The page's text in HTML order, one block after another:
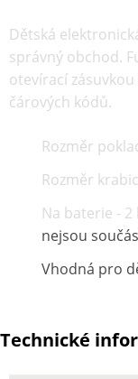
Dětská
správný obchod.
otevírací
čárových kódů.
Rozměr
Rozměr
Na baterie -
nejsou
Vhodná pro
Technické